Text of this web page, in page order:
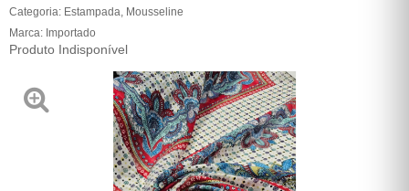
Categoria: Estampada Mousseline
Marca: Importado
Produto Indisponível